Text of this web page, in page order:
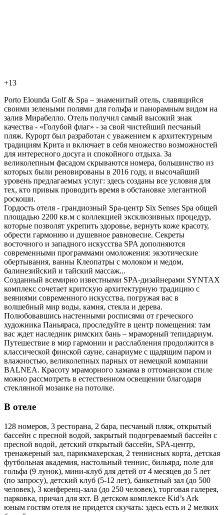
+13
Porto Elounda Golf & Spa – знаменитый отель, славящийся
своими зелеными полями для гольфа и панорамным видом на
залив Мирабелло. Отель получил самый высокий знак
качества - «Голубой флаг» - за свой чистейший песчаный
пляж. Курорт был разработан с уважением к архитектурным
традициям Крита и включает в себя множество возможностей
для интересного досуга и спокойного отдыха. За
великолепным фасадом скрываются номера, большинство из
которых были реновированы в 2016 году, и высочайший
уровень предлагаемых услуг: здесь созданы все условия для
тех, кто привык проводить время в обстановке элегантной
роскоши.
Гордость отеля - грандиозный Spa-центр Six Senses Spa общей
площадью 2200 кв.м с коллекцией эксклюзивных процедур,
которые позволят укрепить здоровье, вернуть коже красоту,
обрести гармонию и душевное равновесие. Секреты
восточного и западного искусства SPA дополняются
современными программами омоложения: экзотические
обертывания, ванны Клеопатры с молоком и медом,
балинезийский и тайский массаж...
Созданный всемирно известными SPA-дизайнерами SYNTAX
комплекс сочетает критскую архитектурную традицию с
веяниями современного искусства, погружая вас в
волшебный мир воды, камня, стекла и дерева.
Полюбовавшись настенными росписями от греческого
художника Паньяраса, проследуйте в центр помещения: там
вас ждет наследник римских бань – мраморный тепидариум.
Путешествие в мир гармонии и расслабления продолжится в
классической финской сауне, санариуме с щадящим паром и
влажностью, великолепных парных от немецкой компании
BALNEA. Красоту мраморного хамама в оттоманском стиле
можно рассмотреть в естественном освещении благодаря
стеклянной мозаике на потолке.
В отеле
128 номеров, 3 ресторана, 2 бара, песчаный пляж, открытый
бассейн с пресной водой, закрытый подогреваемый бассейн с
пресной водой, детский открытый бассейн, SPA-центр,
тренажерный зал, парикмахерская, 2 теннисных корта, детская
футбольная академия, настольный теннис, бильярд, поле для
гольфа (9 лунок), мини-клуб для детей от 4 месяцев до 5 лет
(по запросу), детский клуб (5-12 лет), банкетный зал (до 500
человек), 3 конференц-зала (до 250 человек), торговая галерея,
парковка, причал для яхт. В детском комплексе Kid’s Ark
юным гостям отеля не придется скучать: здесь есть и 2 мелких